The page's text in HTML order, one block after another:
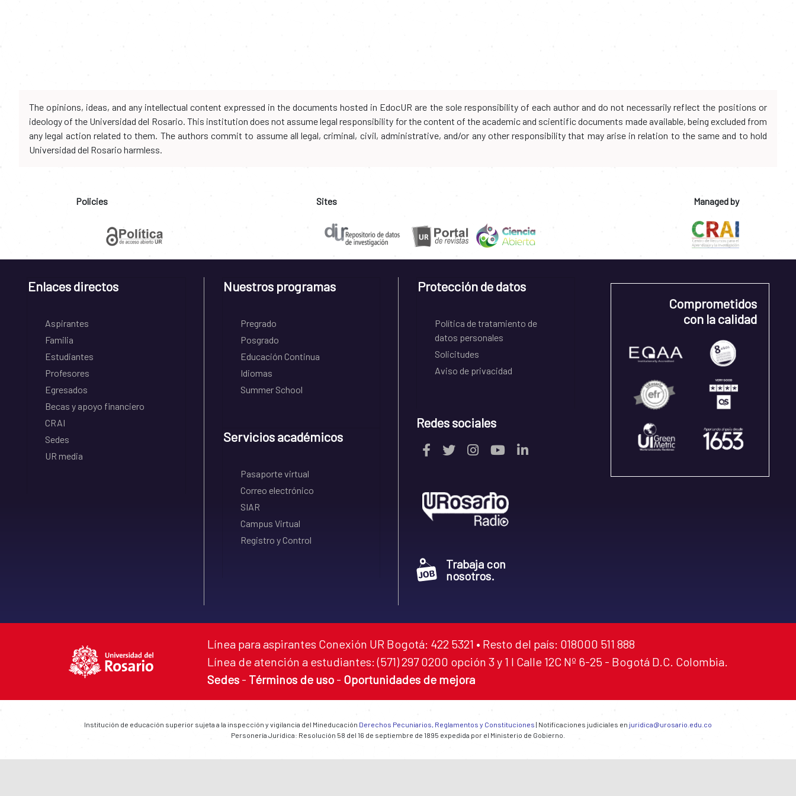
The opinions, ideas, and any intellectual content expressed in the documents hosted in EdocUR are the sole responsibility of each author and do not necessarily reflect the positions or
ideology of the Universidad del Rosario. This institution does not assume legal responsibility for the content of the academic and scientific documents made available, being excluded from
any legal action related to them. The authors commit to assume all legal, criminal, civil, administrative, and/or any other responsibility that may arise in relation to the same and to hold
Universidad del Rosario harmless.
Policies Sites Managed by
Enlaces directos
Aspirantes
Familia
Estudiantes
Profesores
Egresados
Becas y apoyo financiero
CRAI
Sedes
UR media
Nuestros programas
Pregrado
Posgrado
Educación Continua
Idiomas
Summer School
Servicios académicos
Pasaporte virtual
Correo electrónico
SIAR
Campus Virtual
Registro y Control
Protección de datos
Política de tratamiento de
datos personales
Solicitudes
Aviso de privacidad
Redes sociales
Trabaja con
nosotros.
Comprometidos
con la calidad
Línea para aspirantes Conexión UR Bogotá: 422 5321 • Resto del país: 018000 511 888
Línea de atención a estudiantes: (571) 297 0200 opción 3 y 1 I Calle 12C Nº 6-25 - Bogotá D.C. Colombia.
Sedes - Términos de uso - Oportunidades de mejora
Institución de educación superior sujeta a la inspección y vigilancia del Mineducación Derechos Pecuniarios, Reglamentos y Constituciones | Notificaciones judiciales en juridica@urosario.edu.co
Personería Jurídica: Resolución 58 del 16 de septiembre de 1895 expedida por el Ministerio de Gobierno.